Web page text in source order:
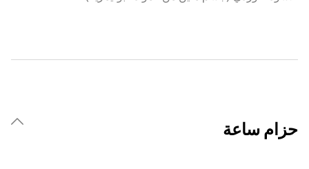
حزام ساعة